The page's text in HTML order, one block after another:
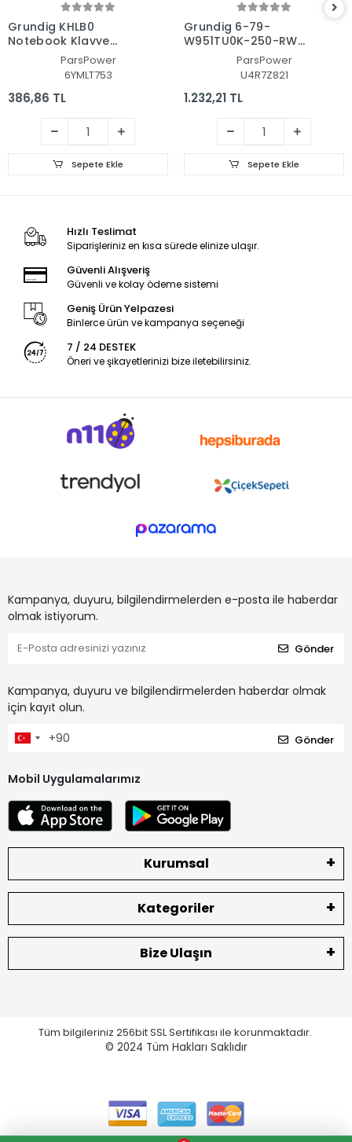
Grundig KHLB0
Notebook Klavye
(Siyah TR)ParsPower
6YMLT753
386,86 TL
Sepete Ekle
Grundig 6-79-
W951TU0K-250-RW
Notebook Klavye
(Siyah TR)
ParsPower
U4R7Z821
1.232,21 TL
Sepete Ekle
Hızlı Teslimat
Siparişleriniz en kısa sürede elinize ulaşır.
Güvenli Alışveriş
Güvenli ve kolay ödeme sistemi
Geniş Ürün Yelpazesi
Binlerce ürün ve kampanya seçeneği
7 / 24 DESTEK
Öneri ve şikayetlerinizi bize iletebilirsiniz.
Kampanya, duyuru, bilgilendirmelerden e-posta ile haberdar
olmak istiyorum.
Gönder
Kampanya, duyuru ve bilgilendirmelerden haberdar olmak
için kayıt olun.
Gönder
Mobil Uygulamalarımız
Kurumsal
Kategoriler
Bize Ulaşın
Tüm bilgileriniz 256bit SSL Sertifikası ile korunmaktadır.
© 2024 Tüm Hakları Saklıdır